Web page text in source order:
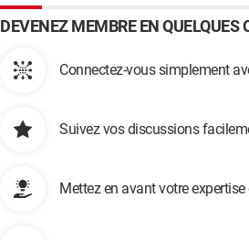
DEVENEZ MEMBRE EN QUELQUES
Connectez-vous simplement
Suivez vos discussions
Mettez en avant votre